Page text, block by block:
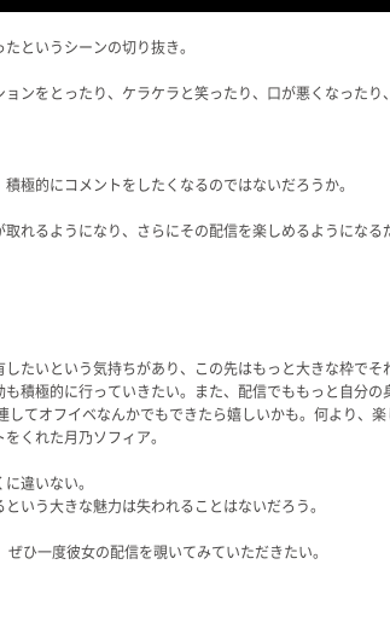
というシーンの切り抜き。
ンをとったり、ケラケラと笑ったり、口が悪くなった
極的にコメントをしたくなるのではないだろうか。
れるようになり、さらにその配信を楽しめるようになる
たいという気持ちがあり、この先はもっと大きな枠でそ
積極的に行っていきたい。また、配信でももっと自分
てオフイベなんかでもできたら嬉しいかも。何より、
くれた月乃ソフィア。
違いない。
いう大きな魅力は失われることはないだろう。
ひ一度彼女の配信を覗いてみていただきたい。